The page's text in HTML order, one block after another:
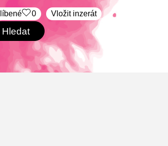
Vložit inzerát
0